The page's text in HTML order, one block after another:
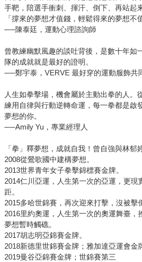
手靶，陪選手衝刺、揮汗、倒下、再站起
「撐來的夢想才值錢，輕鬆得來的夢想不
──陳泰廷，運動心理諮詢師
曾教練幽默風趣的談吐背後，是數十年如
隊的成就就是最好的證明。
──鄭宇泰，VERVE 最好穿的運動服飾共
人生如拳擊場，機會屬於主動出拳的人。
練用自律與行動逆轉命運，每一拳都是啟
夢想的你。
──Amily Yu，專業經理人
「拳」釋夢想，成就自我！曾自強與林郁
2008從鶯歌國中建構夢想。
2013世界青年女子拳擊錦標賽金牌。
2014仁川亞運，人生第一次的亞運，更現
距。
2015多哈世錦賽，再次迎來打擊，沒被擊
2016里約奧運，人生第一次的奧運舞臺，
夢想暫時觸礁。
2017胡志明亞錦賽金牌。
2018新德里世錦賽金牌；雅加達亞運會金
2019曼谷亞錦賽金牌；世錦賽第三